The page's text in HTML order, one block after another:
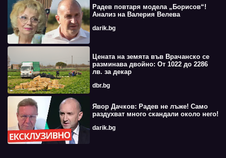
Радев повтаря модела „Борисов“!
Анализ на Валерия Велева
darik.bg
Цената на земята във Врачанско се
разминава двойно: От 1022 до 2286
лв. за декар
dbr.bg
Явор Дачков: Радев не лъже! Само
раздухват много скандали около него!
darik.bg